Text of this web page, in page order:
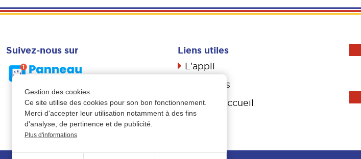
Gestion des cookies
Ce site utilise des cookies pour son bon fonctionnement.
Merci d'accepter leur utilisation notamment à des fins
d'analyse, de pertinence et de publicité.
Plus d'informations
Suivez-nous sur Liens utiles
L'appli
Actualités
Livret d’accueil